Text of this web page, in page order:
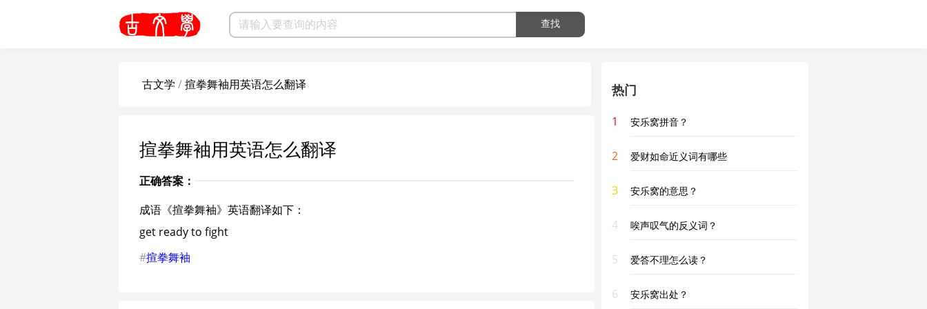
查找
古文学 /揎拳舞袖用英语怎么翻译
揎拳舞袖用英语怎么翻译
正确答案：
成语《揎拳舞袖》英语翻译如下：
get ready to fight
#揎拳舞袖
热门
1 安乐窝拼音？
2 爱财如命近义词有哪些
3 安乐窝的意思？
4 唉声叹气的反义词？
5 爱答不理怎么读？
6 安乐窝出处？